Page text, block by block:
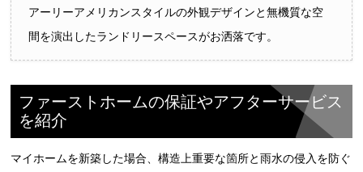
アーリーアメリカンスタイルの外観デザインと無機質な空
間を演出したランドリースペースがお洒落です。
ファーストホームの保証やアフターサービス
を紹介
マイホームを新築した場合、構造上重要な箇所と雨水の侵入を防ぐ